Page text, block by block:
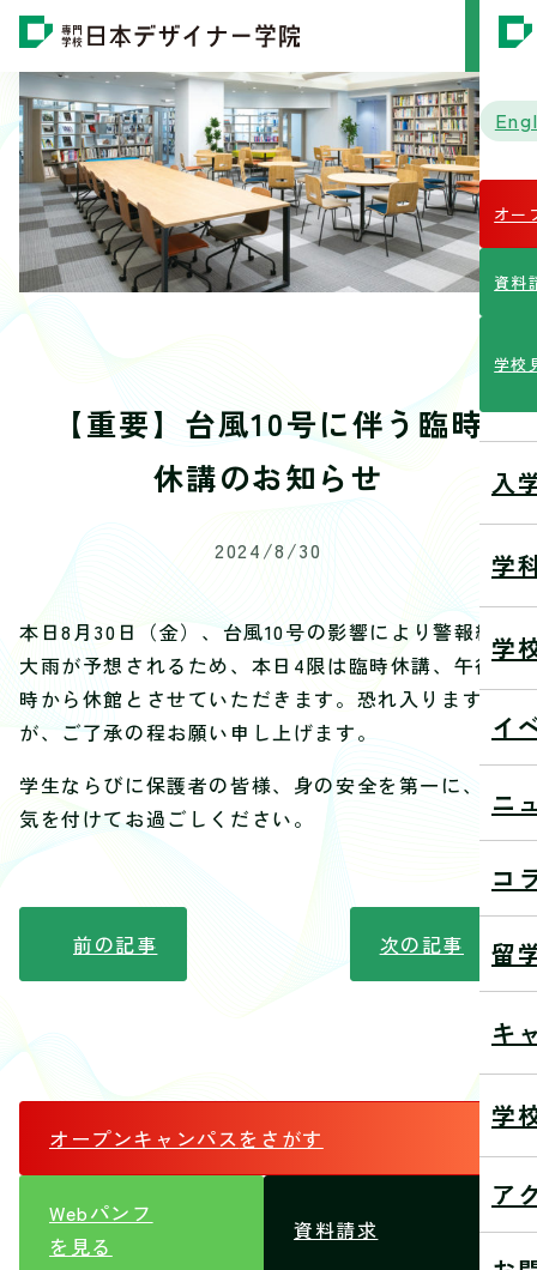
MENU
オー
資料
学校
入
学
学
イ
ニ
コ
留
キ
学
ア
【重要】台風10号に伴う臨時
休講のお知らせ
2024/8/30
本日8月30日（金）、台風10号の影響により警報級の
大雨が予想されるため、本日4限は臨時休講、午後6
時から休館とさせていただきます。恐れ入ります
が、ご了承の程お願い申し上げます。
学生ならびに保護者の皆様、身の安全を第一に、お
気を付けてお過ごしください。
前の記事 次の記事
オープンキャンパスをさがす
Webパンフ
を見る
資料請求